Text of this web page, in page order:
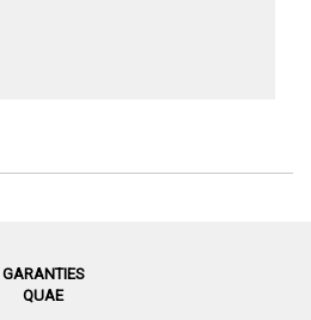
GARANTIES
QUAE